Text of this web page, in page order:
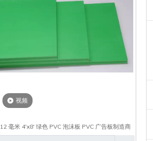
视频
12 毫米 4'x8' 绿色 PVC 泡沫板 PVC 广告板制造商